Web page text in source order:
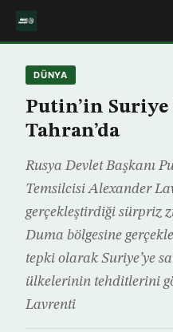
DÜNYA
Putin’in
Tahran’da
Rusya Devlet Başkanı
Temsilcisi Alexander
gerçekleştirdiği sürpriz
Duma bölgesine
tepki olarak Suriye’ye
ülkelerinin tehditlerini
Lavrenti